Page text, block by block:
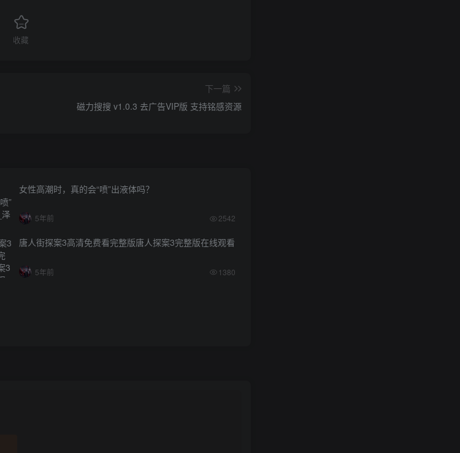
收藏
下一篇
磁力搜搜 v1.0.3 去广告VIP版 支持铭感资源
女性高潮时，真的会“喷”出液体吗？
5年前 2542
唐人街探案3高清免费看完整版唐人探案3完整版在线观看
5年前 1380